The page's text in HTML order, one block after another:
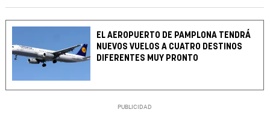
EL AEROPUERTO DE PAMPLONA TENDRÁ
NUEVOS VUELOS A CUATRO DESTINOS
DIFERENTES MUY PRONTO